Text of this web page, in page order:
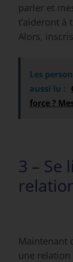
parler et
t’aideront
Alors,
Les
aussi lu :
force ?
3 – Se
Maintenant
une